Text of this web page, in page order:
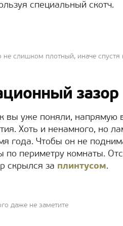
специальный скотч.
слишком плотный, иначе спустя
зазор
вы уже поняли, напрямую
Хоть и ненамного, но
года. Чтобы он не
периметру комнаты.
скрылся за плинтусом.
даже не заметите